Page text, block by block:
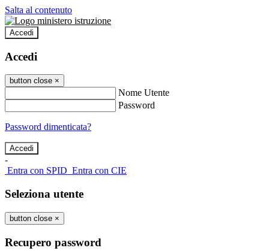
Salta al contenuto
Accedi
Accedi
button close ×
Nome Utente
Password
Password dimenticata?
-
Entra con SPID Entra con CIE
Seleziona utente
button close ×
Recupero password